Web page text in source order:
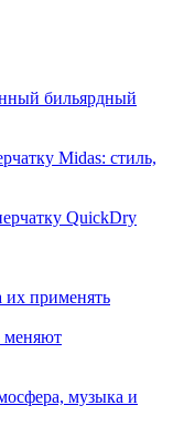
бильярдный
Midas: стиль,
QuickDry
их применять
меняют
музыка и